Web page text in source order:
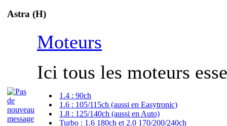
Astra (H)
Moteurs
Ici tous les moteurs
1.4 : 90ch
1.6 : 105/115ch (aussi en Easytronic)
1.8 : 125/140ch (aussi en Auto)
Turbo : 1.6 180ch et 2.0 170/200/240ch